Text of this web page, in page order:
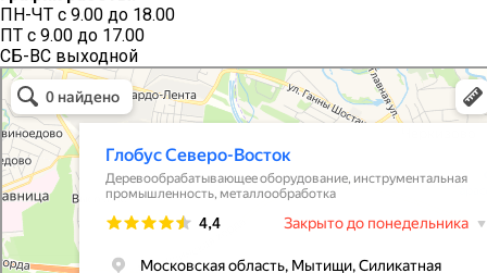
ПН-ЧТ с 9.00 до 18.00
ПТ с 9.00 до 17.00
СБ-ВС выходной
Глобус Северо-Восток
Производственное предприятие в Мытищах